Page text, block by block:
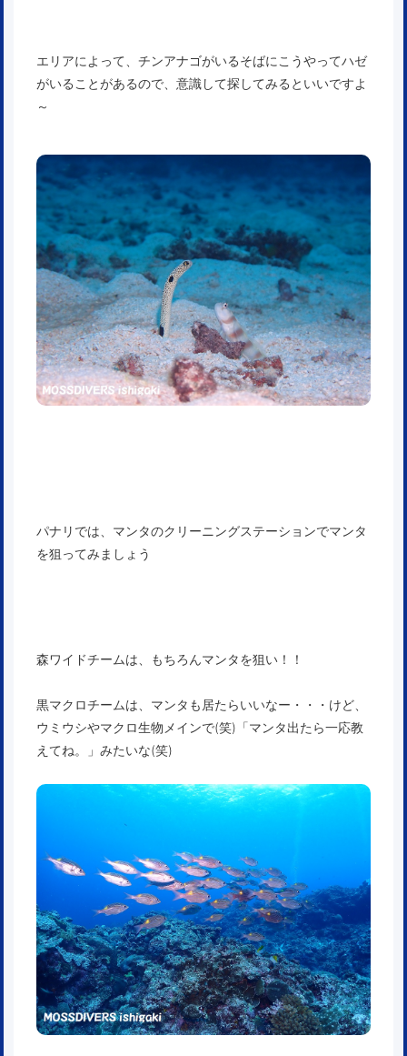
エリアによって、チンアナゴがいるそばにこうやってハゼ
がいることがあるので、意識して探してみるといいですよ
～
パナリでは、マンタのクリーニングステーションでマンタ
を狙ってみましょう
森ワイドチームは、もちろんマンタを狙い！！
黒マクロチームは、マンタも居たらいいなー・・・けど、
ウミウシやマクロ生物メインで(笑)「マンタ出たら一応教
えてね。」みたいな(笑)